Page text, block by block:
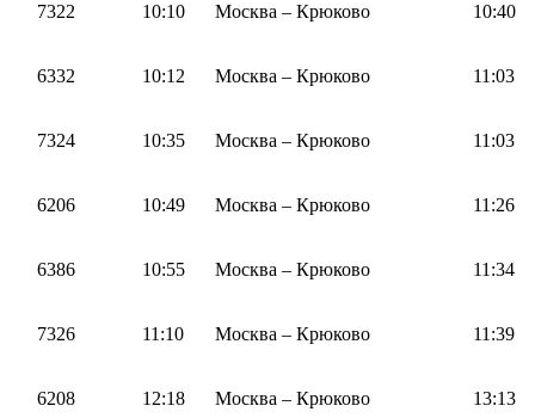
7322 10:10 Москва – Крюково 10:40
6332 10:12 Москва – Крюково 11:03
7324 10:35 Москва – Крюково 11:03
6206 10:49 Москва – Крюково 11:26
6386 10:55 Москва – Крюково 11:34
7326 11:10 Москва – Крюково 11:39
6208 12:18 Москва – Крюково 13:13